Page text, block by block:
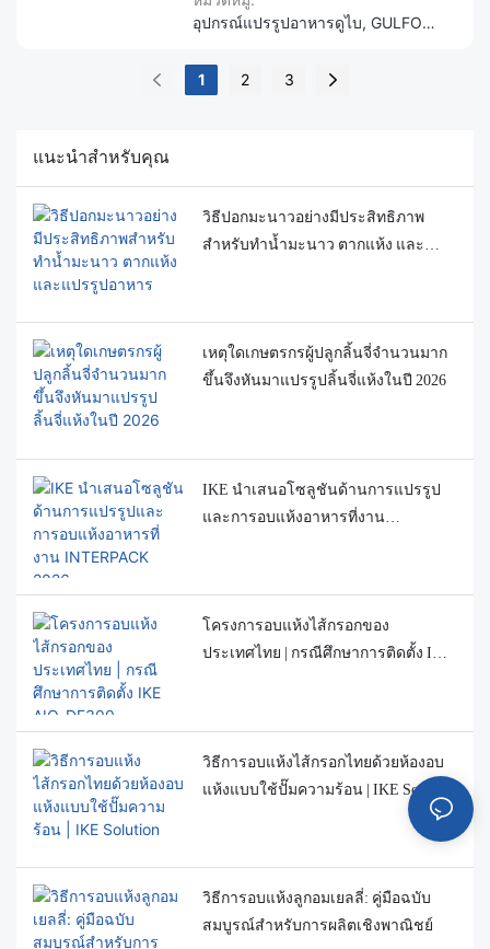
บรรจุภัณฑ์ ผู้เข้าชมสามารถนำ
ได้ฟรี พร้อมสัมผัสโซลูชันการแปรรูป
อุปกรณ์แปรรูปอาหารดูไบ, GULFOOD Manufacturing, เครื่องจักรอาหาร IKE
1 2 3
แนะนำสำหรับคุณ
วิธีปอกมะนาวอย่างมีประสิทธิภาพ
สำหรับทำน้ำมะนาว ตากแห้ง และ
เหตุใดเกษตรกรผู้ปลูกลิ้นจี่จำนวนมาก
ขึ้นจึงหันมาแปรรูปลิ้นจี่แห้งในปี 2026
IKE นำเสนอโซลูชันด้านการแปรรูป
และการอบแห้งอาหารที่งาน
โครงการอบแห้งไส้กรอกของ
ประเทศไทย | กรณีศึกษาการติดตั้ง IKE
วิธีการอบแห้งไส้กรอกไทยด้วยห้องอบ
แห้งแบบใช้ปั๊มความร้อน | IKE Solution
วิธีการอบแห้งลูกอมเยลลี่: คู่มือฉบับ
สมบูรณ์สำหรับการผลิตเชิงพาณิชย์